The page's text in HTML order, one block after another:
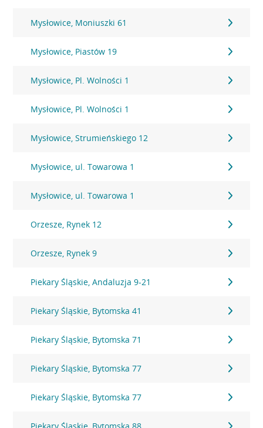
Mysłowice, Moniuszki 61
Mysłowice, Piastów 19
Mysłowice, Pl. Wolności 1
Mysłowice, Pl. Wolności 1
Mysłowice, Strumieńskiego 12
Mysłowice, ul. Towarowa 1
Mysłowice, ul. Towarowa 1
Orzesze, Rynek 12
Orzesze, Rynek 9
Piekary Śląskie, Andaluzja 9-21
Piekary Śląskie, Bytomska 41
Piekary Śląskie, Bytomska 71
Piekary Śląskie, Bytomska 77
Piekary Śląskie, Bytomska 77